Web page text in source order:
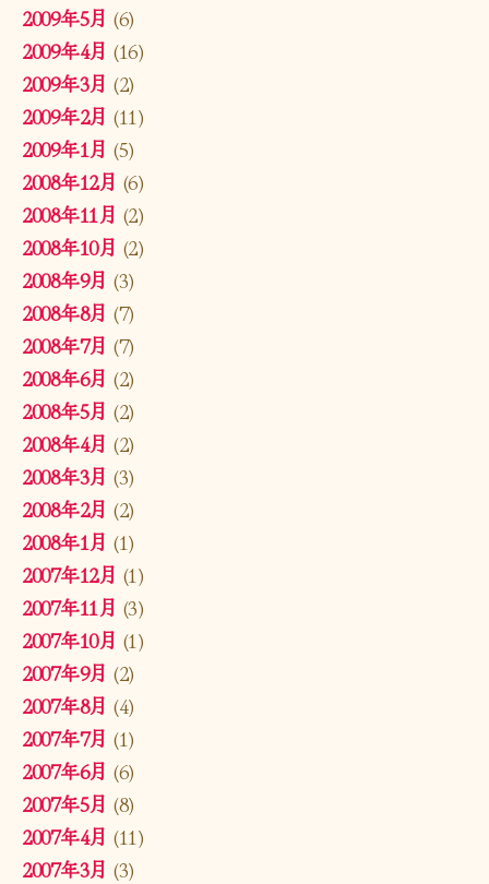
2009年5月 (6)
2009年4月 (16)
2009年3月 (2)
2009年2月 (11)
2009年1月 (5)
2008年12月 (6)
2008年11月 (2)
2008年10月 (2)
2008年9月 (3)
2008年8月 (7)
2008年7月 (7)
2008年6月 (2)
2008年5月 (2)
2008年4月 (2)
2008年3月 (3)
2008年2月 (2)
2008年1月 (1)
2007年12月 (1)
2007年11月 (3)
2007年10月 (1)
2007年9月 (2)
2007年8月 (4)
2007年7月 (1)
2007年6月 (6)
2007年5月 (8)
2007年4月 (11)
2007年3月 (3)